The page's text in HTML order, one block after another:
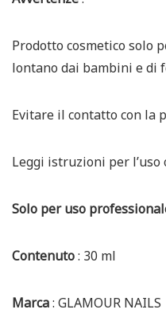
Prodotto cosmetico solo
lontano dai bambini e di
Evitare il contatto con la
Leggi istruzioni per l’uso
Solo per uso
Contenuto: 30 ml
Marca: GLAMOUR NAILS